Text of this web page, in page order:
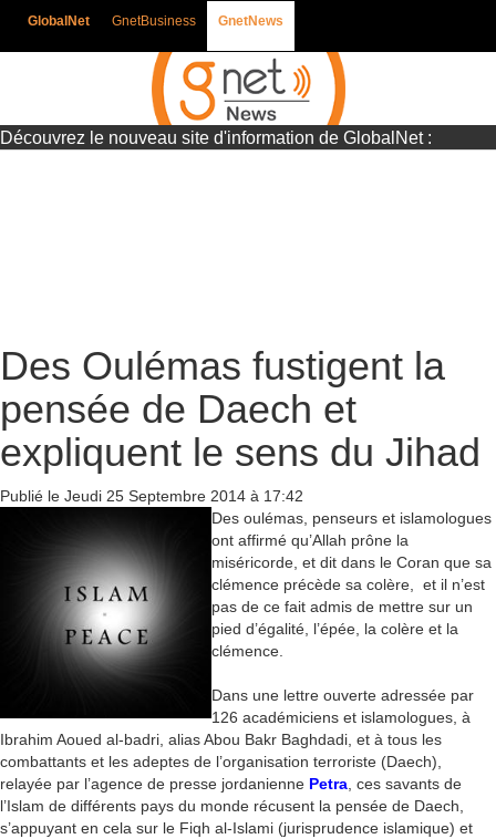
GlobalNet GnetBusiness GnetNews
Découvrez le nouveau site d'information de GlobalNet :
Des Oulémas fustigent la
pensée de Daech et
expliquent le sens du Jihad
Publié le Jeudi 25 Septembre 2014 à 17:42
Des oulémas, penseurs et islamologues
ont affirmé qu’Allah prône la
miséricorde, et dit dans le Coran que sa
clémence précède sa colère, et il n’est
pas de ce fait admis de mettre sur un
pied d’égalité, l’épée, la colère et la
clémence.
Dans une lettre ouverte adressée par
126 académiciens et islamologues, à
Ibrahim Aoued al-badri, alias Abou Bakr Baghdadi, et à tous les
combattants et les adeptes de l’organisation terroriste (Daech),
relayée par l’agence de presse jordanienne Petra , ces savants de
l’Islam de différents pays du monde récusent la pensée de Daech,
s’appuyant en cela sur le Fiqh al-Islami (jurisprudence islamique) et